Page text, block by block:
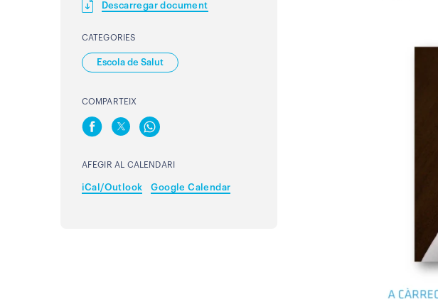
Descarregar document
CATEGORIES
Escola de Salut
COMPARTEIX
AFEGIR AL CALENDARI
iCal/Outlook Google Calendar